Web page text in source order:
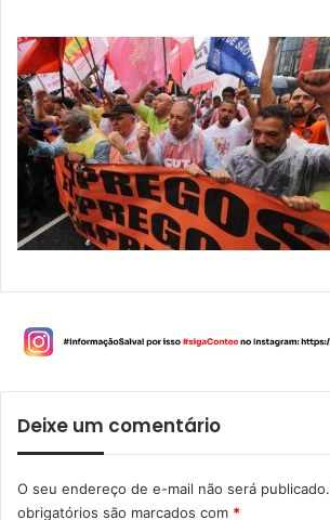
Deixe um comentário
O seu endereço de e-mail não será publicado.
obrigatórios são marcados com *